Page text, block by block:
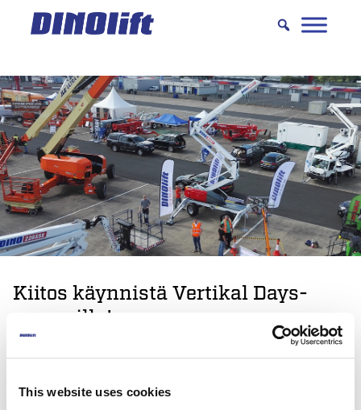
This website uses cookies
Hyppää
sisältöön
Kiitos käynnistä Vertikal Days-
messuilla!